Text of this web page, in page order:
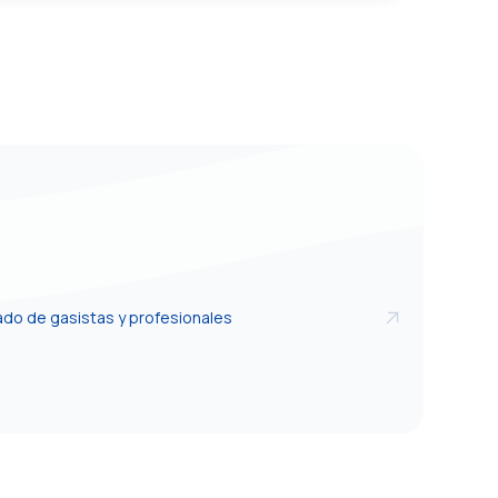
de gasistas y profesionales